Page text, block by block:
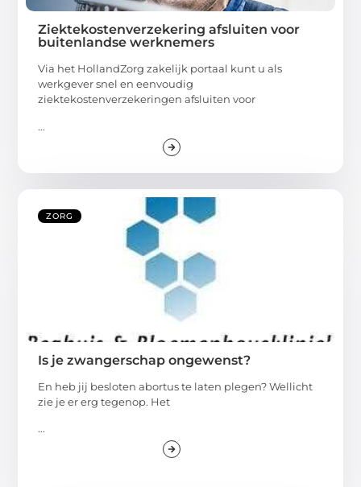
Ziektekostenverzekering afsluiten voor
buitenlandse werknemers
Via het HollandZorg zakelijk portaal kunt u als
werkgever snel en eenvoudig
ziektekostenverzekeringen afsluiten voor
...
ZORG
Is je zwangerschap ongewenst?
En heb jij besloten abortus te laten plegen? Wellicht
zie je er erg tegenop. Het
...